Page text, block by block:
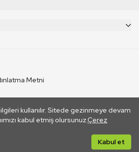
kullanılır. Sitede gezinmeye devam
kabul etmiş olursunuz.Çerez
Kabul et
Metni
TRT. Bağlantı yoluyla gidilen dış